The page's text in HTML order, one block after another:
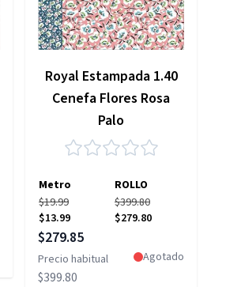
Royal Estampada 1.40
Cenefa Flores Rosa
Palo
Metro
ROLLO
$19.99
$13.99
$399.80
$279.80
Precio especial
$279.85
Precio habitual
$399.80
Agotado